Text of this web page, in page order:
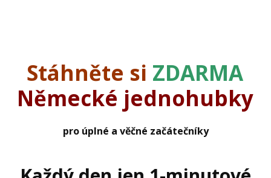
Stáhněte si ZDARMA
Německé jednohubky
pro úplné a věčné začátečníky